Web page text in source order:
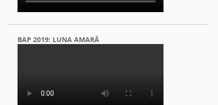
BAP 2019: LUNA AMARĂ